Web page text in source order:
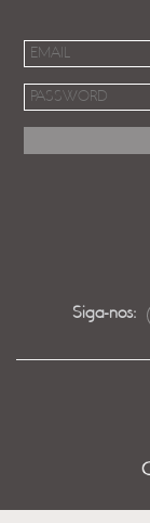
Siga-nos: